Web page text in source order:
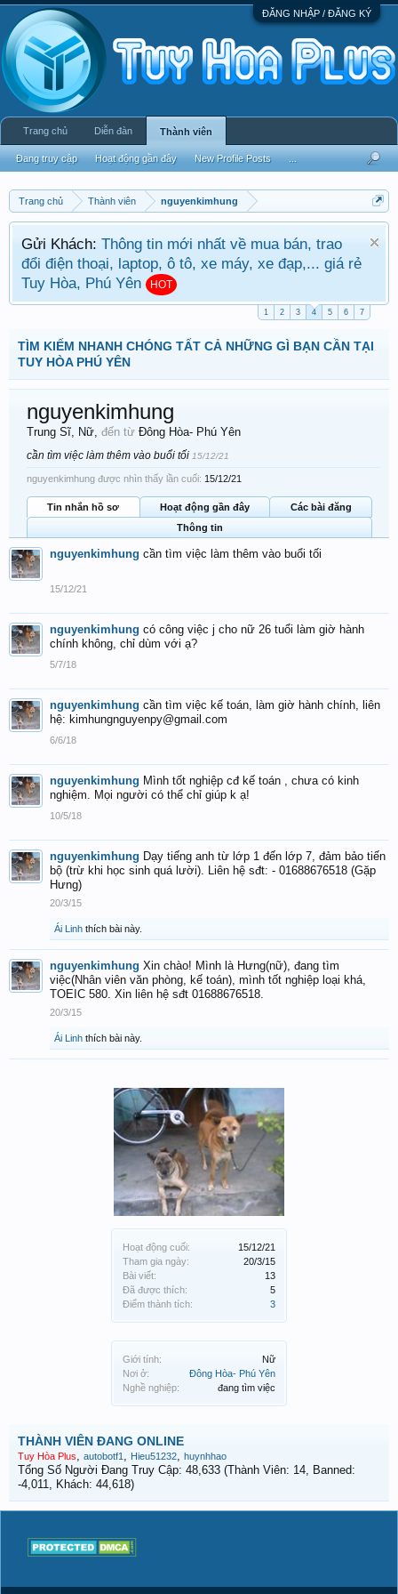
ĐĂNG NHẬP / ĐĂNG KÝ
Trang chủ Thành viên nguyenkimhung
Gửi Khách: Thông tin mới nhất về mua bán, trao
đổi điện thoại, laptop, ô tô, xe máy, xe đạp,... giá rẻ
Tuy Hòa, Phú Yên
HOT
1 2 3 4 5 6 7
TÌM KIẾM NHANH CHÓNG TẤT CẢ NHỮNG GÌ BẠN CẦN TẠI
TUY HÒA PHÚ YÊN
Hoạt động cuối:
15/12/21
Tham gia ngày:
20/3/15
Bài viết:
13
Đã được thích:
5
Điểm thành tích:
3
Giới tính:
Nữ
Nơi ở:
Đông Hòa- Phú Yên
Nghề nghiệp:
đang tìm việc
nguyenkimhung
Trung Sĩ, Nữ, đến từ Đông Hòa- Phú Yên
cần tìm việc làm thêm vào buổi tối 15/12/21
nguyenkimhung được nhìn thấy lần cuối: 15/12/21
Tin nhắn hồ sơ Hoạt động gần đây
Các bài đăng
Thông tin
nguyenkimhung cần tìm việc làm thêm vào buổi tối
15/12/21
nguyenkimhung có công việc j cho nữ 26 tuổi làm giờ hành
chính không, chỉ dùm với ạ?
5/7/18
nguyenkimhung cần tìm việc kế toán, làm giờ hành chính, liên
hệ: kimhungnguyenpy@gmail.com
6/6/18
nguyenkimhung Mình tốt nghiệp cđ kế toán , chưa có kinh
nghiệm. Mọi người có thể chỉ giúp k ạ!
10/5/18
nguyenkimhung Dạy tiếng anh từ lớp 1 đến lớp 7, đảm bảo tiến
bộ (trừ khi học sinh quá lười). Liên hệ sđt: - 01688676518 (Gặp
Hưng)
20/3/15
Ái Linh thích bài này.
nguyenkimhung Xin chào! Mình là Hưng(nữ), đang tìm
việc(Nhân viên văn phòng, kế toán), mình tốt nghiệp loại khá,
TOEIC 580. Xin liên hệ sđt 01688676518.
20/3/15
Ái Linh thích bài này.
THÀNH VIÊN ĐANG ONLINE
Tuy Hòa Plus, autobotf1 , Hieu51232, huynhhao
Tổng Số Người Đang Truy Cập: 48,633 (Thành Viên: 14, Banned:
-4,011, Khách: 44,618)
Trang chủ Diễn đàn Thành viên
Đang truy cập Hoạt động gần đây New Profile Posts ...